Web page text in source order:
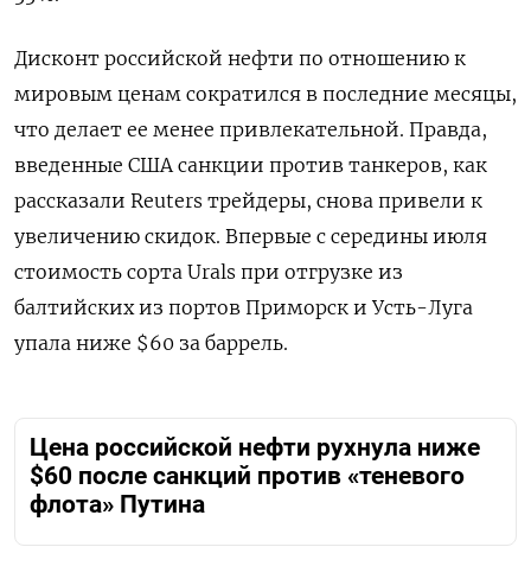
Дисконт российской нефти по отношению к
мировым ценам сократился в последние месяцы,
что делает ее менее привлекательной. Правда,
введенные США санкции против танкеров, как
рассказали Reuters трейдеры, снова привели к
увеличению скидок. Впервые с середины июля
стоимость сорта Urals при отгрузке из
балтийских из портов Приморск и Усть-Луга
упала ниже $60 за баррель.
Цена российской нефти рухнула ниже
$60 после санкций против «теневого
флота» Путина